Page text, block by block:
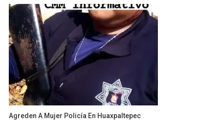
Agreden A Mujer Policía En Huaxpaltepec